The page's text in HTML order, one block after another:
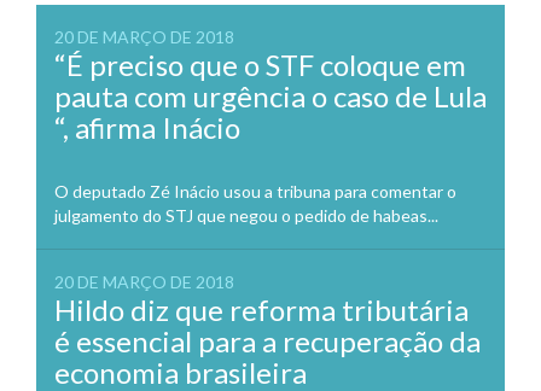
20 DE MARÇO DE 2018
“É preciso que o STF coloque em
pauta com urgência o caso de Lula
“, afirma Inácio
O deputado Zé Inácio usou a tribuna para comentar o
julgamento do STJ que negou o pedido de habeas...
20 DE MARÇO DE 2018
Hildo diz que reforma tributária
é essencial para a recuperação da
economia brasileira